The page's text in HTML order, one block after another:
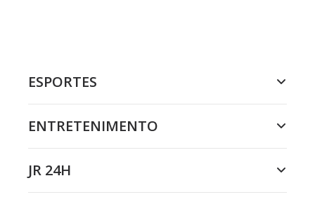
ESPORTES
ENTRETENIMENTO
JR 24H